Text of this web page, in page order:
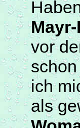
vor
ich
als